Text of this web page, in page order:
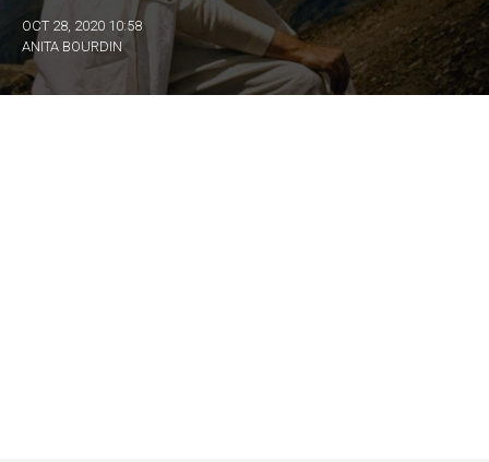
OCT 28, 2020 10:58
ANITA BOURDIN